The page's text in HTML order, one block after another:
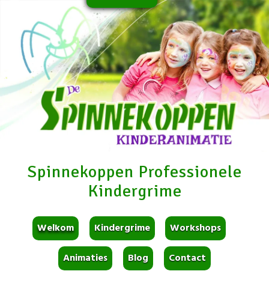
Spinnekoppen Professionele
Kindergrime
Welkom Kindergrime
Workshops
Animaties
Blog Contact